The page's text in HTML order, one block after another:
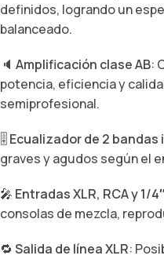
definidos, logrando un
balanceado.
🔈 Amplificación clase AB:
potencia, eficiencia y
semiprofesional.
🎚️ Ecualizador de 2
graves y agudos según el
🎤 Entradas XLR, RCA y 1/
consolas de mezcla,
🔁 Salida de línea XLR: